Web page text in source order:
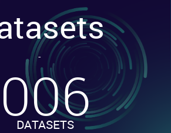
-
006
DATASETS